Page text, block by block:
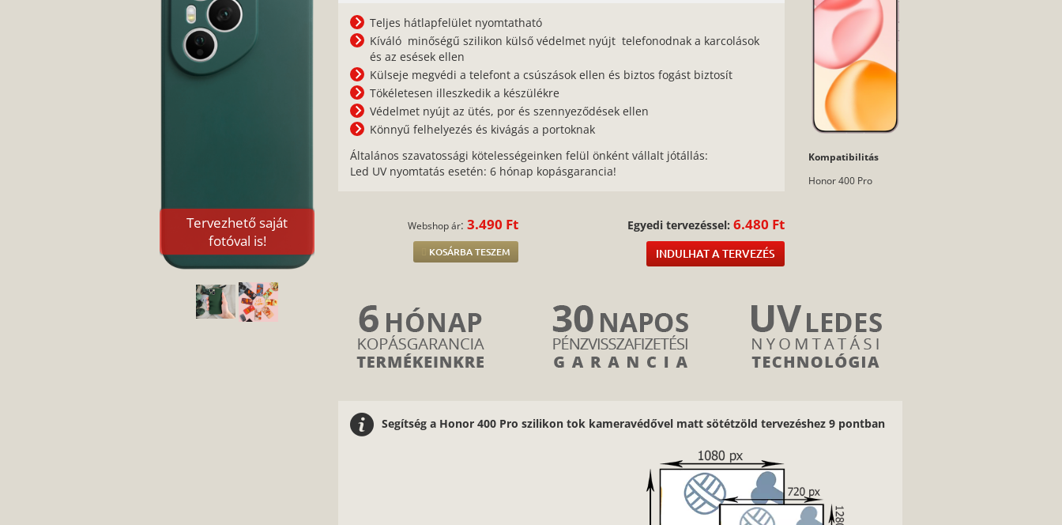
Tervezhető saját
fotóval is!
Teljes hátlapfelület nyomtatható
Kíváló minőségű szilikon külső védelmet nyújt telefonodnak a karcolások
és az esések ellen
Külseje megvédi a telefont a csúszások ellen és biztos fogást biztosít
Tökéletesen illeszkedik a készülékre
Védelmet nyújt az ütés, por és szennyeződések ellen
Könnyű felhelyezés és kivágás a portoknak
Általános szavatossági kötelességeinken felül önként vállalt jótállás:
Led UV nyomtatás esetén: 6 hónap kopásgarancia!
Webshop ár:3.490 Ft
KOSÁRBA TESZEM
Egyedi tervezéssel: 6.480 Ft
INDULHAT A TERVEZÉS
Kompatibilitás
Honor 400 Pro
Segítség a Honor 400 Pro szilikon tok kameravédővel matt sötétzöld tervezéshez 9 pontban